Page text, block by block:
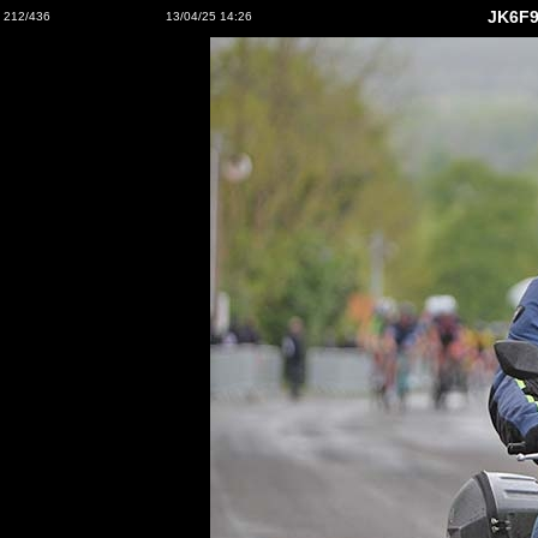
212/436 13/04/25 14:26